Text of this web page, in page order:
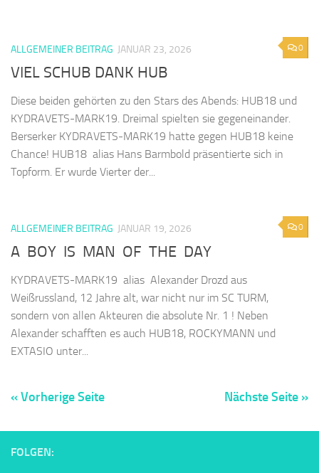
0
ALLGEMEINER BEITRAG JANUAR 23, 2026
VIEL SCHUB DANK HUB
Diese beiden gehörten zu den Stars des Abends: HUB18 und
KYDRAVETS-MARK19. Dreimal spielten sie gegeneinander.
Berserker KYDRAVETS-MARK19 hatte gegen HUB18 keine
Chance! HUB18 alias Hans Barmbold präsentierte sich in
Topform. Er wurde Vierter der...
0
ALLGEMEINER BEITRAG JANUAR 19, 2026
A BOY IS MAN OF THE DAY
KYDRAVETS-MARK19 alias Alexander Drozd aus
Weißrussland, 12 Jahre alt, war nicht nur im SC TURM,
sondern von allen Akteuren die absolute Nr. 1 ! Neben
Alexander schafften es auch HUB18, ROCKYMANN und
EXTASIO unter...
« Vorherige Seite Nächste Seite »
FOLGEN: